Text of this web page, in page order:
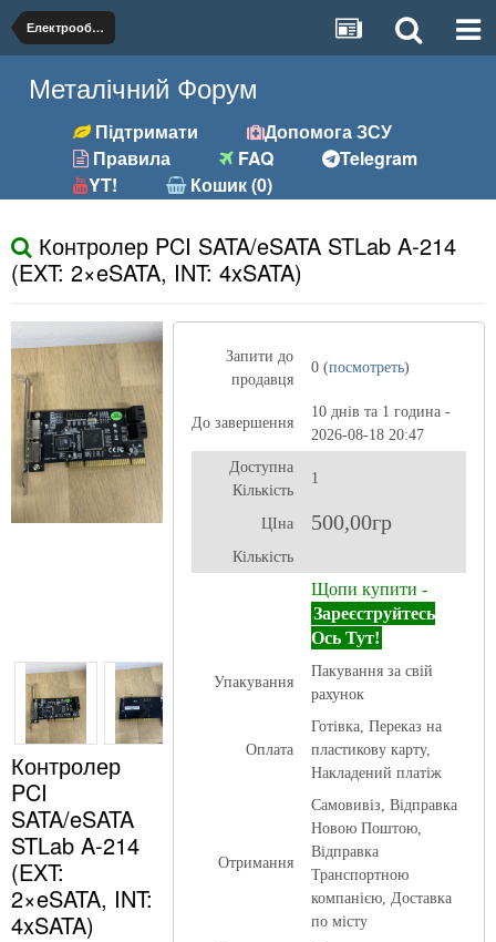
Електрообладнання
Металічний Форум
Підтримати
Допомога ЗСУ
Правила
FAQ
Telegram
YT!
Кошик (0)
Контролер PCI SATA/eSATA STLab A-214
(EXT: 2×eSATA, INT: 4xSATA)
Контролер
PCI
SATA/eSATA
STLab A-214
(EXT:
2×eSATA, INT:
4xSATA)
Запити до
продавця
0 (посмотреть)
До завершення
10 днів та 1 година -
2026-08-18 20:47
Доступна
Кількість
1
ЦІна 500,00гр
Кількість
Щопи купити -
Зареєструйтесь
Ось Тут!
Упакування
Пакування за свій
рахунок
Оплата
Готівка, Переказ на
пластикову карту,
Накладений платіж
Отримання
Самовивіз, Відправка
Новою Поштою,
Відправка
Транспортною
компанією, Доставка
по місту